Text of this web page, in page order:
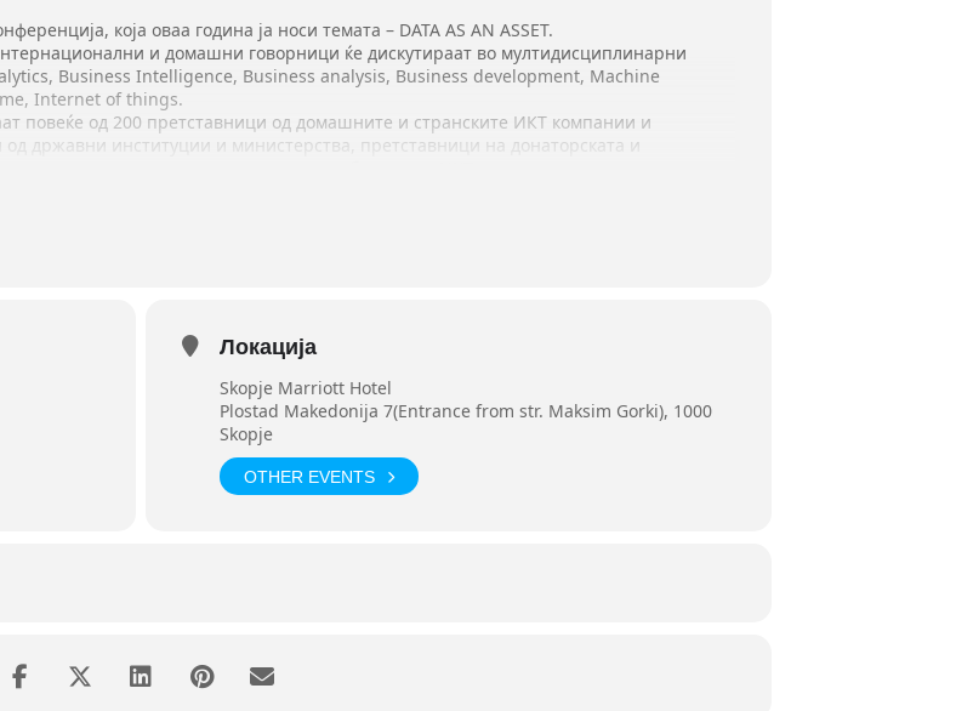
која оваа година ја носи темата – DATA AS AN ASSET.
и домашни говорници ќе дискутираат во мултидисциплинарни
Business Intelligence, Business analysis, Business development, Machine
Internet of things.
повеќе од 200 претставници од домашните и странските ИКТ компании и
државни институции и министерства, претставници на донаторската и
на Вашите влезници посетете ја
Локација
Skopje Marriott Hotel
Plostad Makedonija 7(Entrance from str. Maksim Gorki), 1000
Skopje
OTHER EVENTS